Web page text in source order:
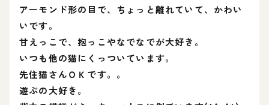
アーモンド形の目で、ちょっと離れていて、かわい
いです。
甘えっこで、抱っこやなでなでが大好き。
いつも他の猫にくっついています。
先住猫さんＯＫです。。
遊ぶの大好き。